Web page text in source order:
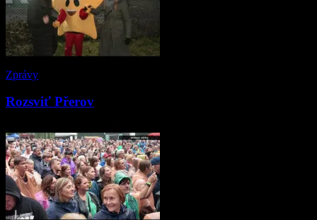
Zprávy
Rozsviť Přerov